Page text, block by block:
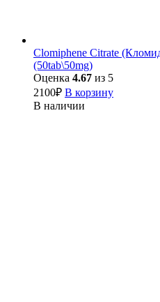
Clomiphene Citrate
(50tab\50mg)
Оценка 4.67 из 5
2100₽ В корзину
В наличии